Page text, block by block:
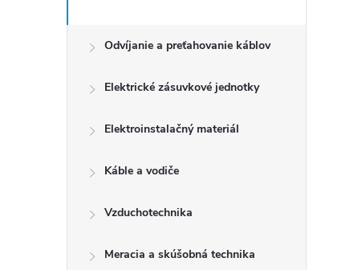
e
Odvíjanie a preťahovanie káblov
Elektrické zásuvkové jednotky
Elektroinstalačný materiál
Káble a vodiče
Vzduchotechnika
Meracia a skúšobná technika